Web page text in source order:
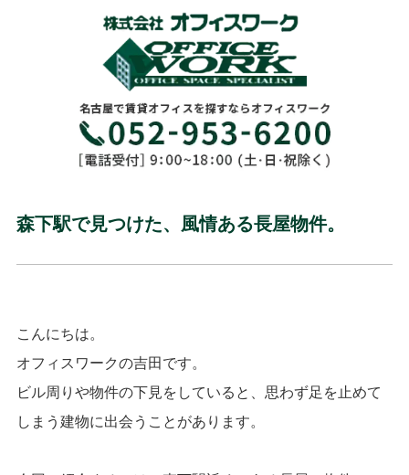
森下駅で見つけた、風情ある長屋物件。
こんにちは。
オフィスワークの吉田です。
ビル周りや物件の下見をしていると、思わず足を止めて
しまう建物に出会うことがあります。